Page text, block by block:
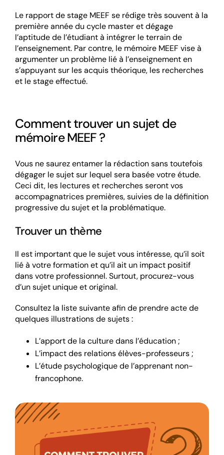
Le rapport de stage MEEF se rédige très souvent à la
première année du cycle master et dégage
l’aptitude de l’étudiant à intégrer le terrain de
l’enseignement. Par contre, le mémoire MEEF vise à
argumenter un problème lié à l’enseignement en
s’appuyant sur les acquis théorique, les recherches
et le stage effectué.
Comment trouver un sujet de
mémoire MEEF ?
Vous ne saurez entamer la rédaction sans toutefois
dégager le sujet sur lequel sera basée votre étude.
Ceci dit, les lectures et recherches seront vos
accompagnatrices premières, suivies de la définition
progressive du sujet et la problématique.
Trouver un thème
Il est important que le sujet vous intéresse, qu’il soit
lié à votre formation et qu’il ait un impact positif
dans votre professionnel. Surtout, procurez-vous
d’un sujet unique et original.
Consultez la liste suivante afin de prendre acte de
quelques illustrations de sujets :
L’apport de la culture dans l’éducation ;
L’impact des relations élèves-professeurs ;
L’étude psychologique de l’apprenant non-
francophone.